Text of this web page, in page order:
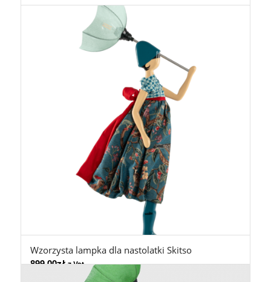
Wzorzysta lampka dla nastolatki Skitso
899,00zł z Vat